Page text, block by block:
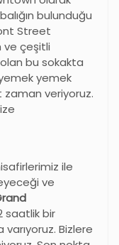
bulunduğu
Street
ve çeşitli
bu sokakta
yemek
zaman veriyoruz.
ile
ve
saatlik bir
Bizlere